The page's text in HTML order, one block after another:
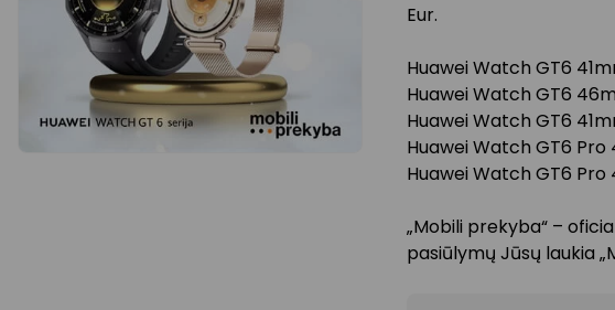
Eur.
Huawei Watch GT6
Huawei Watch GT6
Huawei Watch GT6
Huawei Watch GT6
Huawei Watch GT6
„Mobili prekyba“ –
pasiūlymų Jūsų laukia